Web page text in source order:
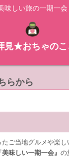
味しい旅の一期一会
見★おちゃの
らから
ご当地グルメや楽
美味しい一期一会』 の